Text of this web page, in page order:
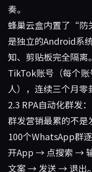
奏。
蜂巢云盒内置了“防
是独立的Android系
知、剪贴板完全隔
TikTok账号（每个
人），连续三个月零
2.3 RPA自动化群发
群发营销最累的不
100个WhatsApp群
开App → 点搜索 →
文案 → 发送 → 退出